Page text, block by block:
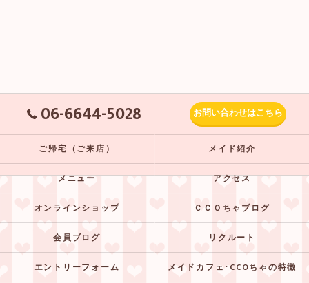
06-6644-5028 お問い合わせはこちら
ご帰宅（ご来店） メイド紹介
メニュー アクセス
オンラインショップ ＣＣＯちゃブログ
会員ブログ リクルート
エントリーフォーム メイドカフェ･CCOちゃの特徴